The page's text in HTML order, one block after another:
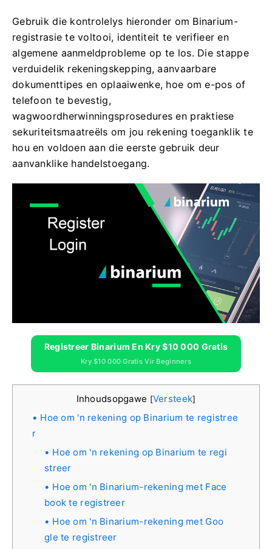
Gebruik die kontrolelys hieronder om Binarium-
registrasie te voltooi, identiteit te verifieer en
algemene aanmeldprobleme op te los. Die stappe
verduidelik rekeningskepping, aanvaarbare
dokumenttipes en oplaaiwenke, hoe om e-pos of
telefoon te bevestig,
wagwoordherwinningsprosedures en praktiese
sekuriteitsmaatreëls om jou rekening toeganklik te
hou en voldoen aan die eerste gebruik deur
aanvanklike handelstoegang.
Registreer Binarium En Kry $10 000 Gratis
Kry $10 000 Gratis Vir Beginners
Inhoudsopgawe [Versteek]
Hoe om 'n rekening op Binarium te registree
r
Hoe om 'n rekening op Binarium te regi
streer
Hoe om 'n Binarium-rekening met Face
book te registreer
Hoe om 'n Binarium-rekening met Goo
gle te registreer